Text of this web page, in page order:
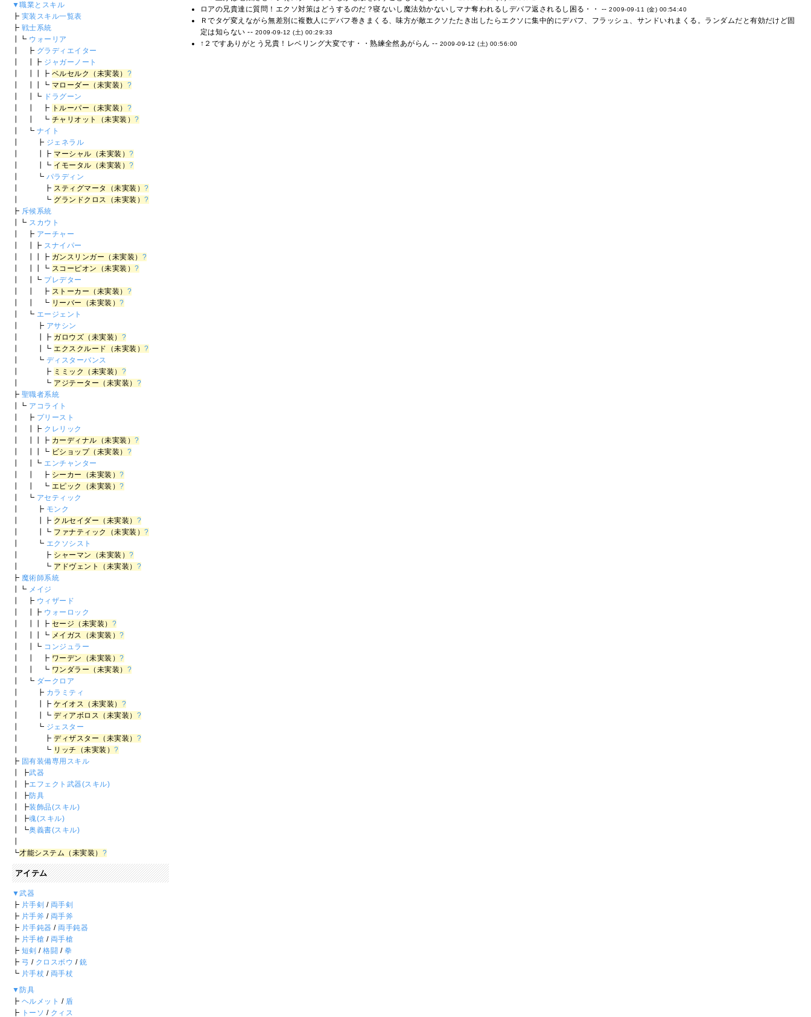
ロアの兄貴達に質問！エクソ対策はどうするのだ？寝ないし魔法効かないしマナ奪われるしデバフ返されるし困る・・ --2009-09-11 (金) 00:54:40
Ｒでタゲ変えながら無差別に複数人にデバフ巻きまくる、味方が敵エクソたたき出したらエクソに集中的にデバフ、フラッシュ、サンドいれまくる。ランダムだと有効だけど固
定は知らない -- 2009-09-12 (土) 00:29:33
↑２ですありがとう兄貴！レベリング大変です・・熟練全然あがらん -- 2009-09-12 (土) 00:56:00
▼職業とスキル
┣ 実装スキル一覧表
┣ 戦士系統
┃┗ ウォーリア
┃ ┣ グラディエイター
┃ ┃┣ ジャガーノート
┃ ┃┃┣ ベルセルク（未実装） ?
┃ ┃┃┗ マローダー（未実装） ?
┃ ┃┗ ドラグーン
┃ ┃ ┣ トルーパー（未実装） ?
┃ ┃ ┗ チャリオット（未実装）?
┃ ┗ ナイト
┃ ┣ ジェネラル
┃ ┃┣ マーシャル（未実装）?
┃ ┃┗ イモータル（未実装）?
┃ ┗ パラディン
┃ ┣ スティグマータ（未実装）?
┃ ┗ グランドクロス（未実装）?
┣ 斥候系統
┃┗ スカウト
┃ ┣ アーチャー
┃ ┃┣ スナイパー
┃ ┃┃┣ ガンスリンガー（未実装） ?
┃ ┃┃┗ スコーピオン（未実装）?
┃ ┃┗ プレデター
┃ ┃ ┣ ストーカー（未実装） ?
┃ ┃ ┗ リーバー（未実装）?
┃ ┗ エージェント
┃ ┣ アサシン
┃ ┃┣ ガロウズ（未実装） ?
┃ ┃┗エクスクルード（未実装）?
┃ ┗ ディスターバンス
┃ ┣ ミミック（未実装） ?
┃ ┗ アジテーター（未実装） ?
┣ 聖職者系統
┃┗ アコライト
┃ ┣ プリースト
┃ ┃┣ クレリック
┃ ┃┃┣ カーディナル（未実装）?
┃ ┃┃┗ ビショップ（未実装） ?
┃ ┃┗ エンチャンター
┃ ┃ ┣ シーカー（未実装）?
┃ ┃ ┗ エピック（未実装）?
┃ ┗ アセティック
┃ ┣ モンク
┃ ┃┣ クルセイダー（未実装） ?
┃ ┃┗ ファナティック（未実装）?
┃ ┗ エクソシスト
┃ ┣ シャーマン（未実装）?
┃ ┗ アドヴェント（未実装） ?
┣ 魔術師系統
┃┗ メイジ
┃ ┣ ウィザード
┃ ┃┣ ウォーロック
┃ ┃┃┣ セージ（未実装） ?
┃ ┃┃┗ メイガス（未実装）?
┃ ┃┗ コンジュラー
┃ ┃ ┣ ワーデン（未実装）?
┃ ┃ ┗ ワンダラー（未実装） ?
┃ ┗ ダークロア
┃ ┣ カラミティ
┃ ┃┣ケイオス（未実装） ?
┃ ┃┗ディアボロス（未実装） ?
┃ ┗ ジェスター
┃ ┣ディザスター（未実装） ?
┃ ┗ リッチ（未実装）?
┣ 固有装備専用スキル
┃ ┣武器
┃ ┣エフェクト武器(スキル)
┃ ┣防具
┃ ┣装飾品(スキル)
┃ ┣魂(スキル)
┃ ┗奥義書(スキル)
┗才能システム（未実装） ?
アイテム
▼武器
┣ 片手剣 / 両手剣
┣ 片手斧 / 両手斧
┣ 片手鈍器 / 両手鈍器
┣ 片手槍 / 両手槍
┣ 短剣 /格闘 / 拳
┣ 弓 / クロスボウ / 銃
┗ 片手杖 / 両手杖
▼防具
┣ ヘルメット / 盾
┣ トーソ / クィス